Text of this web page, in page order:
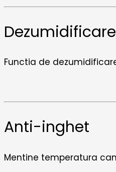
Dezumidificare
Functia de
Anti-inghet
Mentine temperatura